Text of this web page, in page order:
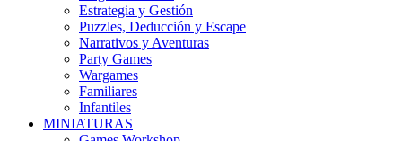
Estrategia y Gestión
Puzzles, Deducción y Escape
Narrativos y Aventuras
Party Games
Wargames
Familiares
Infantiles
MINIATURAS